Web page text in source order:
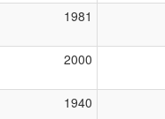
1981
2000
1940